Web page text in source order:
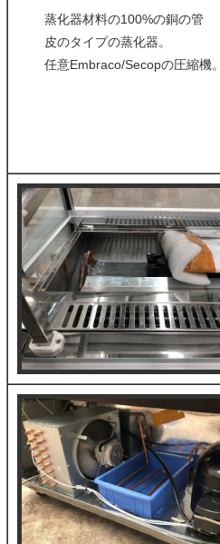
蒸化器材料の100%の銅の管
皮のタイプの蒸化器。
任意Embraco/Secopの圧縮機。